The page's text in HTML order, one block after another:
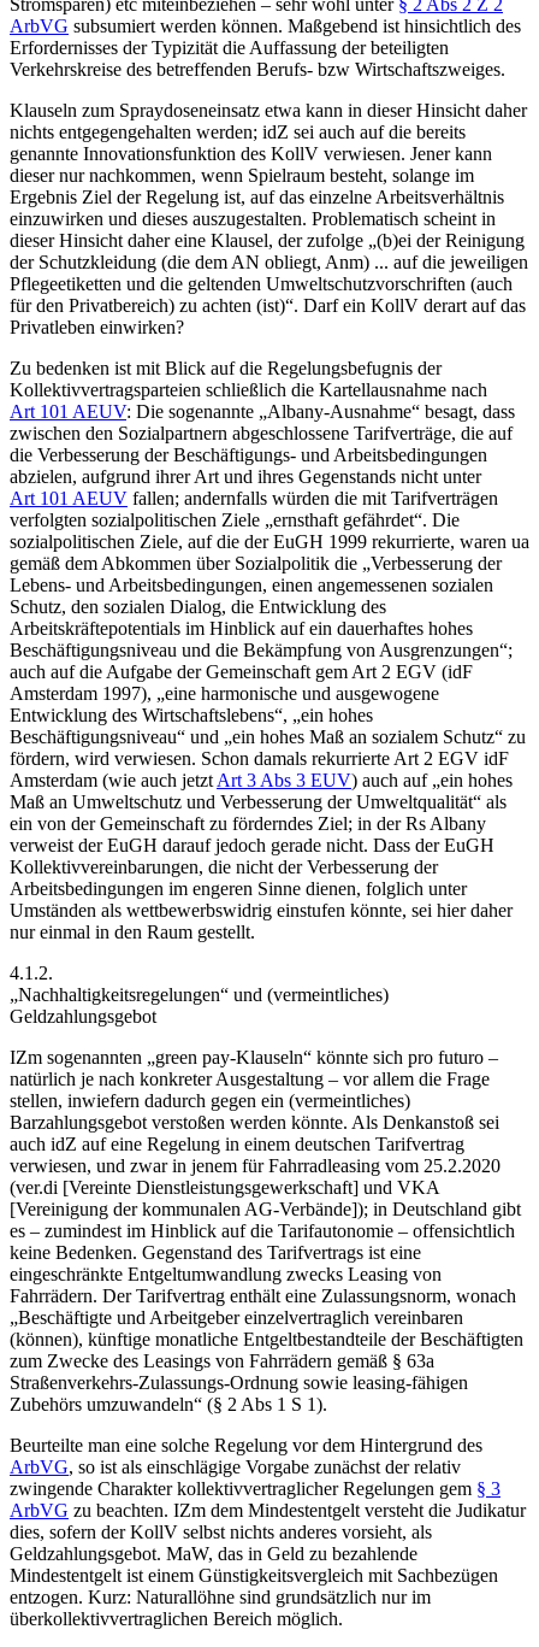
ArbVG subsumiert werden können. Maßgebend ist hinsichtlich des
Erfordernisses der Typizität die Auffassung der beteiligten
Verkehrskreise des betreffenden Berufs- bzw Wirtschaftszweiges.
Klauseln zum Spraydoseneinsatz etwa kann in dieser Hinsicht daher
nichts entgegengehalten werden; idZ sei auch auf die bereits
genannte Innovationsfunktion des KollV verwiesen. Jener kann
dieser nur nachkommen, wenn Spielraum besteht, solange im
Ergebnis Ziel der Regelung ist, auf das einzelne Arbeitsverhältnis
einzuwirken und dieses auszugestalten. Problematisch scheint in
dieser Hinsicht daher eine Klausel, der zufolge „(b)ei der Reinigung
der Schutzkleidung (die dem AN obliegt, Anm) ... auf die jeweiligen
Pflegeetiketten und die geltenden Umweltschutzvorschriften (auch
für den Privatbereich) zu achten (ist)“. Darf ein KollV derart auf das
Privatleben einwirken?
Zu bedenken ist mit Blick auf die Regelungsbefugnis der
Kollektivvertragsparteien schließlich die Kartellausnahme nach
Art 101 AEUV: Die sogenannte „Albany-Ausnahme“ besagt, dass
zwischen den Sozialpartnern abgeschlossene Tarifverträge, die auf
die Verbesserung der Beschäftigungs- und Arbeitsbedingungen
abzielen, aufgrund ihrer Art und ihres Gegenstands nicht unter
Art 101 AEUV fallen; andernfalls würden die mit Tarifverträgen
verfolgten sozialpolitischen Ziele „ernsthaft gefährdet“. Die
sozialpolitischen Ziele, auf die der EuGH 1999 rekurrierte, waren ua
gemäß dem Abkommen über Sozialpolitik die „Verbesserung der
Lebens- und Arbeitsbedingungen, einen angemessenen sozialen
Schutz, den sozialen Dialog, die Entwicklung des
Arbeitskräftepotentials im Hinblick auf ein dauerhaftes hohes
Beschäftigungsniveau und die Bekämpfung von Ausgrenzungen“;
auch auf die Aufgabe der Gemeinschaft gem Art 2 EGV (idF
Amsterdam 1997), „eine harmonische und ausgewogene
Entwicklung des Wirtschaftslebens“, „ein hohes
Beschäftigungsniveau“ und „ein hohes Maß an sozialem Schutz“ zu
fördern, wird verwiesen. Schon damals rekurrierte Art 2 EGV idF
Amsterdam (wie auch jetzt Art 3 Abs 3 EUV) auch auf „ein hohes
Maß an Umweltschutz und Verbesserung der Umweltqualität“ als
ein von der Gemeinschaft zu förderndes Ziel; in der Rs Albany
verweist der EuGH darauf jedoch gerade nicht. Dass der EuGH
Kollektivvereinbarungen, die nicht der Verbesserung der
Arbeitsbedingungen im engeren Sinne dienen, folglich unter
Umständen als wettbewerbswidrig einstufen könnte, sei hier daher
nur einmal in den Raum gestellt.
4.1.2.
„Nachhaltigkeitsregelungen“ und (vermeintliches)
Geldzahlungsgebot
IZm sogenannten „green pay-Klauseln“ könnte sich pro futuro –
natürlich je nach konkreter Ausgestaltung – vor allem die Frage
stellen, inwiefern dadurch gegen ein (vermeintliches)
Barzahlungsgebot verstoßen werden könnte. Als Denkanstoß sei
auch idZ auf eine Regelung in einem deutschen Tarifvertrag
verwiesen, und zwar in jenem für Fahrradleasing vom 25.2.2020
(ver.di [Vereinte Dienstleistungsgewerkschaft] und VKA
[Vereinigung der kommunalen AG-Verbände]); in Deutschland gibt
es – zumindest im Hinblick auf die Tarifautonomie – offensichtlich
keine Bedenken. Gegenstand des Tarifvertrags ist eine
eingeschränkte Entgeltumwandlung zwecks Leasing von
Fahrrädern. Der Tarifvertrag enthält eine Zulassungsnorm, wonach
„Beschäftigte und Arbeitgeber einzelvertraglich vereinbaren
(können), künftige monatliche Entgeltbestandteile der Beschäftigten
zum Zwecke des Leasings von Fahrrädern gemäß § 63a
Straßenverkehrs-Zulassungs-Ordnung sowie leasing-fähigen
Zubehörs umzuwandeln“ (§ 2 Abs 1 S 1).
Beurteilte man eine solche Regelung vor dem Hintergrund des
ArbVG, so ist als einschlägige Vorgabe zunächst der relativ
zwingende Charakter kollektivvertraglicher Regelungen gem § 3
ArbVG zu beachten. IZm dem Mindestentgelt versteht die Judikatur
dies, sofern der KollV selbst nichts anderes vorsieht, als
Geldzahlungsgebot. MaW, das in Geld zu bezahlende
Mindestentgelt ist einem Günstigkeitsvergleich mit Sachbezügen
entzogen. Kurz: Naturallöhne sind grundsätzlich nur im
überkollektivvertraglichen Bereich möglich.